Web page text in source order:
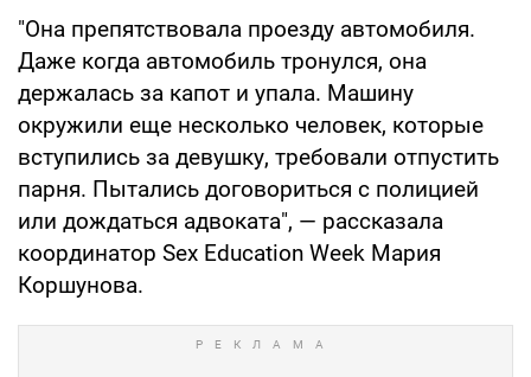
"Она препятствовала проезду автомобиля.
Даже когда автомобиль тронулся, она
держалась за капот и упала. Машину
окружили еще несколько человек, которые
вступились за девушку, требовали отпустить
парня. Пытались договориться с полицией
или дождаться адвоката", — рассказала
координатор Sex Education Week Мария
Коршунова.